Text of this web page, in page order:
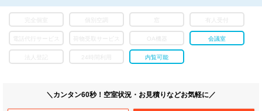
完全個室 個別空調
OA機器 会議室
24時間利用 内覧可能
＼カンタン60秒！空室状況・お見積りなどお気軽に／